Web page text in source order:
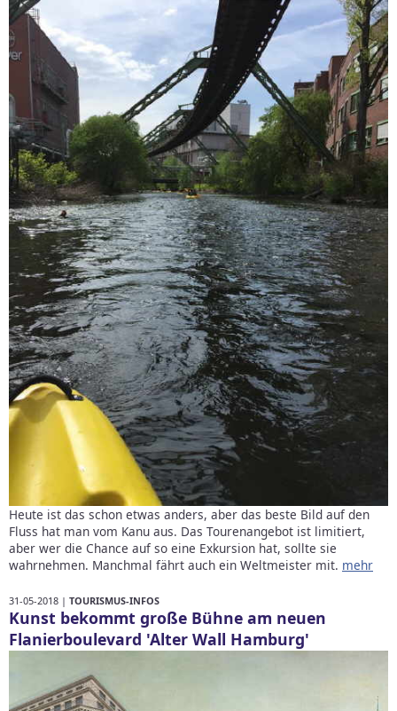
Heute ist das schon etwas anders, aber das beste Bild auf den
Fluss hat man vom Kanu aus. Das Tourenangebot ist limitiert,
aber wer die Chance auf so eine Exkursion hat, sollte sie
wahrnehmen. Manchmal fährt auch ein Weltmeister mit. mehr
31-05-2018 | TOURISMUS-INFOS
Kunst bekommt große Bühne am neuen
Flanierboulevard 'Alter Wall Hamburg'